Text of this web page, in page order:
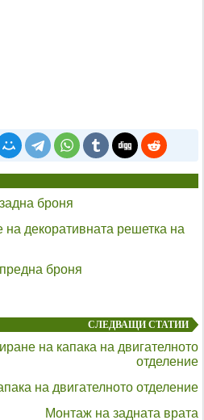
броня
декоративната решетка на
броня
СЛЕДВАЩИ СТАТИИ
на капака на двигателното
отделение
на двигателното отделение
Монтаж на задната врата